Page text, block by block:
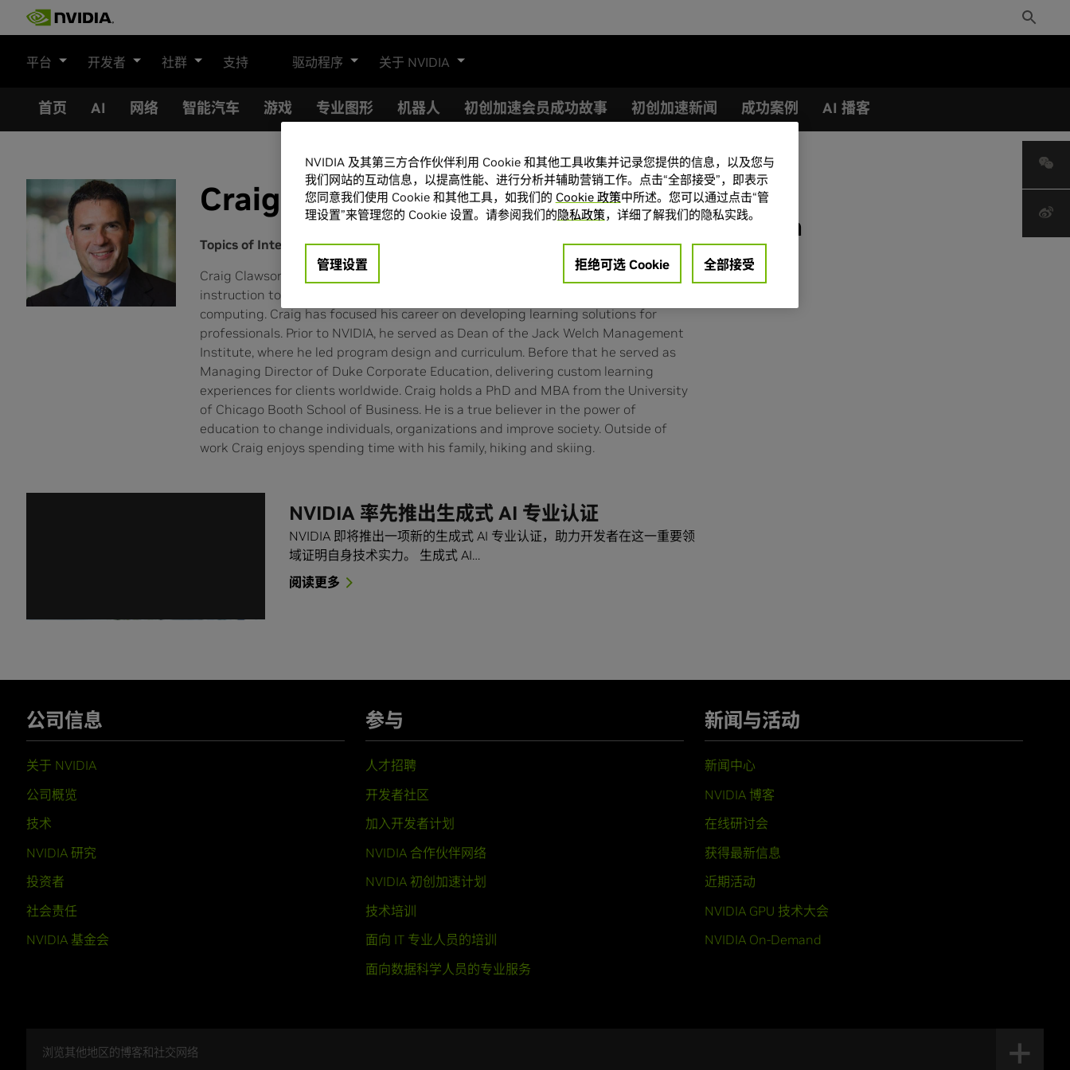
Toggle
Search
平台 开发者 社群 支持 驱动程序 关于 NVIDIA
首页 AI 网络 智能汽车 游戏 专业图形 机器人 初创加速会员成功故事 初创加速新闻 成功案例 AI 播客
Craig Clawson
Topics of Interest:
Craig Clawson is director of NVIDIA’s Deep Learning Institute, which offers certified
instruction to help individuals and organizations learn AI and accelerated
computing. Craig has focused his career on developing learning solutions for
professionals. Prior to NVIDIA, he served as Dean of the Jack Welch Management
Institute, where he led program design and curriculum. Before that he served as
Managing Director of Duke Corporate Education, delivering custom learning
experiences for clients worldwide. Craig holds a PhD and MBA from the University
of Chicago Booth School of Business. He is a true believer in the power of
education to change individuals, organizations and improve society. Outside of
work Craig enjoys spending time with his family, hiking and skiing.
NVIDIA 率先推出生成式 AI 专业认证
NVIDIA 即将推出一项新的生成式 AI 专业认证，助力开发者在这一重要领
域证明自身技术实力。 生成式 AI…
阅读更多
New In
公司信息
关于 NVIDIA
公司概览
技术
NVIDIA 研究
投资者
社会责任
NVIDIA 基金会
参与
人才招聘
开发者社区
加入开发者计划
NVIDIA 合作伙伴网络
NVIDIA 初创加速计划
技术培训
面向 IT 专业人员的培训
面向数据科学人员的专业服务
新闻与活动
新闻中心
NVIDIA 博客
在线研讨会
获得最新信息
近期活动
NVIDIA GPU 技术大会
NVIDIA On-Demand
浏览其他地区的博客和社交网络
NVIDIA 及其第三方合作伙伴利用 Cookie 和其他工具收集并记录您提供的信息，以及您与
我们网站的互动信息，以提高性能、进行分析并辅助营销工作。点击“全部接受”，即表示
您同意我们使用 Cookie 和其他工具，如我们的 Cookie 政策中所述。您可以通过点击“管
理设置”来管理您的 Cookie 设置。请参阅我们的隐私政策，详细了解我们的隐私实践。
管理设置 拒绝可选 Cookie 全部接受